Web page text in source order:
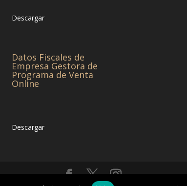
Descargar
Datos Fiscales de
Empresa Gestora de
Programa de Venta
Online
Descargar